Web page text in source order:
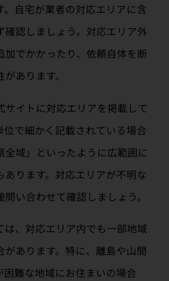
。自宅が業者の対応エリアに含
確認しましょう。対応エリア外
加でかかったり、依頼自体を断
あります。
サイトに対応エリアを掲載して
位で細かく記載されている場合
全域」といったように広範囲に
あります。対応エリアが不明な
い合わせて確認しましょう。
は、対応エリア内でも一部地域
があります。特に、離島や山間
困難な地域にお住まいの場合